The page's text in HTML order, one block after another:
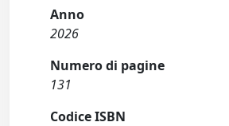
Anno
2026
Numero di pagine
131
Codice ISBN